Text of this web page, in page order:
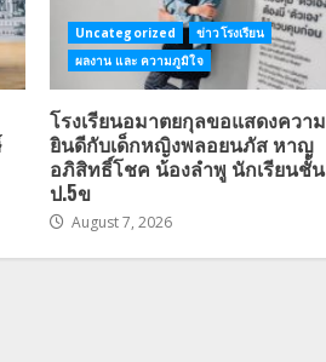
Uncategorized
ข่าวโรงเรียน
ผลงาน และ ความภูมิใจ
โรงเรียนอมาตยกุลขอแสดงความ
ยินดีกับเด็กหญิงพลอยนภัส หาญ
อภิสิทธิ์โชค น้องลำพู นักเรียนชั้น
ป.5ข
August 7, 2026